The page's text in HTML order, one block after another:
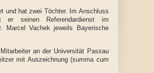
und hat zwei Töchter. Im Anschluss
seinen Referendardienst im
Marcel Vachek jeweils Bayerische
an der Universität Passau
mit Auszeichnung (summa cum